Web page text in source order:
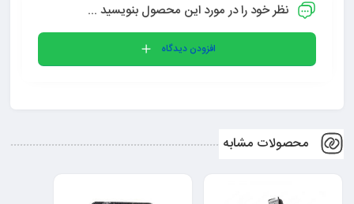
نظر خود را در مورد این محصول بنویسید ...
افزودن دیدگاه
محصولات مشابه